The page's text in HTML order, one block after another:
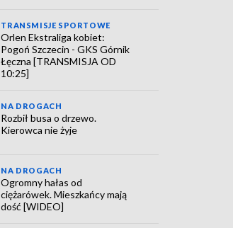
TRANSMISJE SPORTOWE
Orlen Ekstraliga kobiet:
Pogoń Szczecin - GKS Górnik
Łęczna [TRANSMISJA OD
10:25]
NA DROGACH
Rozbił busa o drzewo.
Kierowca nie żyje
NA DROGACH
Ogromny hałas od
ciężarówek. Mieszkańcy mają
dość [WIDEO]